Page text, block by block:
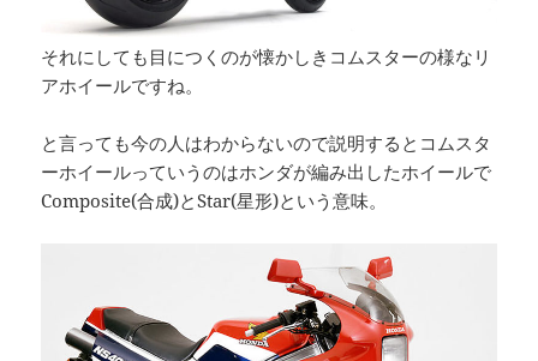
それにしても目につくのが懐かしきコムスターの様なリ
アホイールですね。
と言っても今の人はわからないので説明するとコムスタ
ーホイールっていうのはホンダが編み出したホイールで
Composite(合成)とStar(星形)という意味。